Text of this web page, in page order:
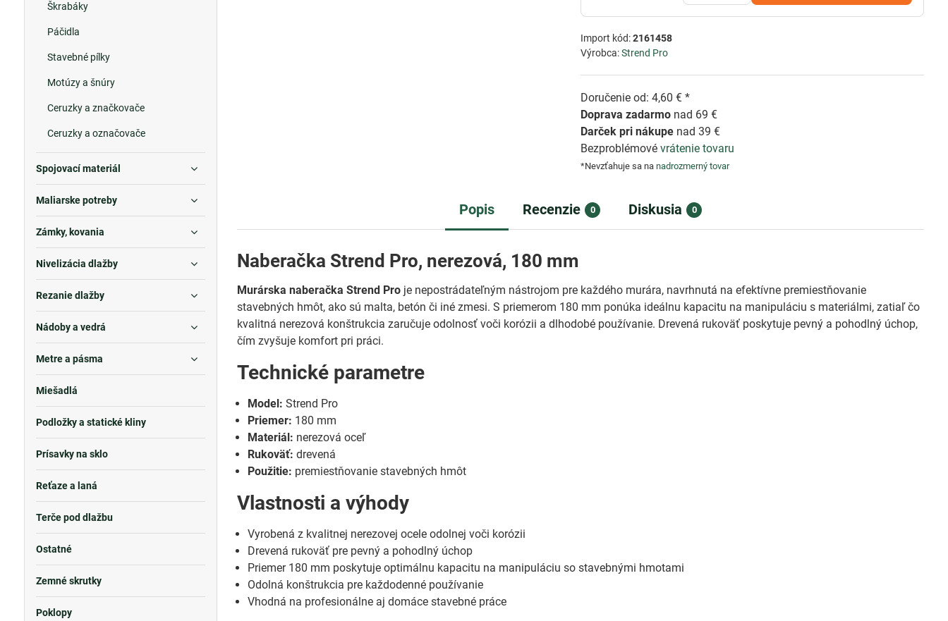
Import kód:2161458
Výrobca:Strend Pro
Doručenie od: 4,60 € *
Doprava zadarmo nad 69 €
Darček pri nákupe nad 39 €
Bezproblémovévrátenie tovaru
*Nevzťahuje sa nanadrozmerný tovar
Popis Recenzie 0 Diskusia 0
Naberačka Strend Pro, nerezová, 180 mm
Murárska naberačka Strend Pro je nepostrádateľným nástrojom pre každého murára, navrhnutá na efektívne premiestňovanie
stavebných hmôt, ako sú malta, betón či iné zmesi. S priemerom 180 mm ponúka ideálnu kapacitu na manipuláciu s materiálmi, zatiaľ čo
kvalitná nerezová konštrukcia zaručuje odolnosť voči korózii a dlhodobé používanie. Drevená rukoväť poskytuje pevný a pohodlný úchop,
čím zvyšuje komfort pri práci.
Technické parametre
Model: Strend Pro
Priemer: 180 mm
Materiál: nerezová oceľ
Rukoväť: drevená
Použitie: premiestňovanie stavebných hmôt
Vlastnosti a výhody
Vyrobená z kvalitnej nerezovej ocele odolnej voči korózii
Drevená rukoväť pre pevný a pohodlný úchop
Priemer 180 mm poskytuje optimálnu kapacitu na manipuláciu so stavebnými hmotami
Odolná konštrukcia pre každodenné používanie
Vhodná na profesionálne aj domáce stavebné práce
Škrabáky
Páčidla
Stavebné pílky
Motúzy a šnúry
Ceruzky a značkovače
Ceruzky a označovače
Spojovací materiál
Maliarske potreby
Zámky, kovania
Nivelizácia dlažby
Rezanie dlažby
Nádoby a vedrá
Metre a pásma
Miešadlá
Podložky a statické kliny
Prísavky na sklo
Reťaze a laná
Terče pod dlažbu
Ostatné
Zemné skrutky
Poklopy